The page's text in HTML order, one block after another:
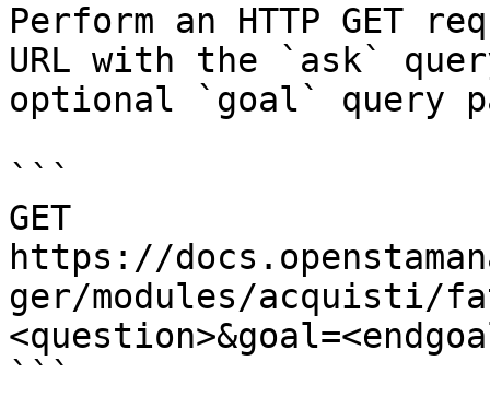
Perform an HTTP GET
URL with the `ask`
optional `goal` query
```
GET
https://
ger/modules/acquisti/
```